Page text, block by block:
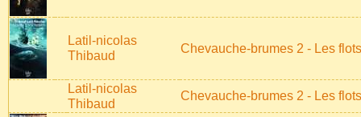
Latil-nicolas
Thibaud
Chevauche-brumes 2 - Les
Latil-nicolas
Thibaud
Chevauche-brumes 2 - Les